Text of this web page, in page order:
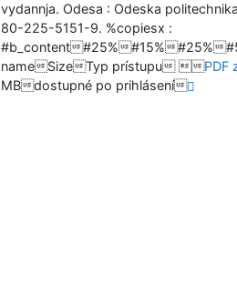
vydannja. Odesa : Odeska
80-225-5151-9. %copiesx :
#b_content#25%#15%#25%
nameSizeTyp prístupu PDF
MBdostupné po prihlásení